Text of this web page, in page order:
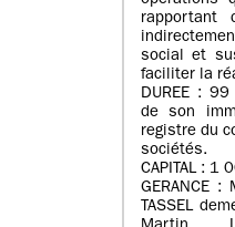
rapportant
social et
faciliter la
DUREE :
de son
registre du
sociétés.
CAPITAL : 1
GERANCE :
TASSEL